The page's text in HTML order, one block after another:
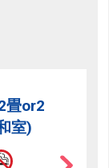
畳or2
室)